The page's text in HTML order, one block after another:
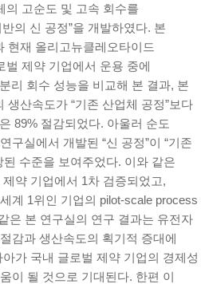
의 고순도 및 고속 회수를
반의 신 공정”을 개발하였다. 본
현재 올리고뉴클레오타이드
벌 제약 기업에서 운용 중에
리 회수 성능을 비교해 본 결과, 본
생산속도가 “기존 산업체 공정”보다
89% 절감되었다. 아울러 순도
구실에서 개발된 “신 공정”이 “기존
된 수준을 보여주었다. 이와 같은
약 기업에서 1차 검증되었고,
계 1위인 기업의 pilot-scale process
은 본 연구실의 연구 결과는 유전자
감과 생산속도의 획기적 증대에
가 국내 글로벌 제약 기업의 경제성
이 될 것으로 기대된다. 한편 이